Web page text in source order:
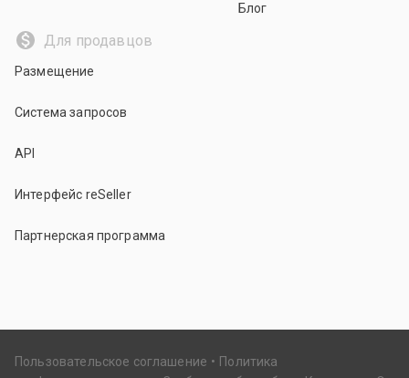
Блог
Для продавцов
Размещение
Система запросов
API
Интерфейс reSeller
Партнерская программа
Пользовательское соглашение
Политика